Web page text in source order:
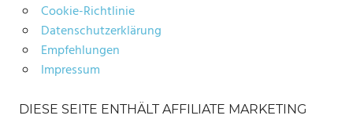
Cookie-Richtlinie
Datenschutzerklärung
Empfehlungen
Impressum
DIESE SEITE ENTHÄLT AFFILIATE MARKETING